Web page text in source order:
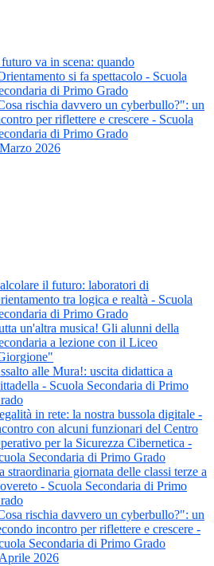
va in scena: quando
si fa spettacolo - Scuola
di Primo Grado
rischia davvero un cyberbullo?": un
per riflettere e crescere - Scuola
di Primo Grado
2026
il futuro: laboratori di
tra logica e realtà - Scuola
di Primo Grado
un'altra musica! Gli alunni della
a lezione con il Liceo
alle Mura!: uscita didattica a
- Scuola Secondaria di Primo
in rete: la nostra bussola digitale -
con alcuni funzionari del Centro
per la Sicurezza Cibernetica -
Secondaria di Primo Grado
straordinaria giornata delle classi terze a
- Scuola Secondaria di Primo
rischia davvero un cyberbullo?": un
incontro per riflettere e crescere -
Secondaria di Primo Grado
2026